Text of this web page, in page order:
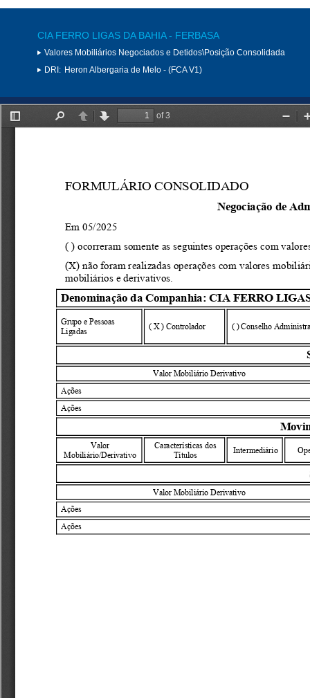
CIA FERRO LIGAS DA BAHIA - FERBASA
Valores Mobiliários Negociados e Detidos\Posição Consolidada
DRI: Heron Albergaria de Melo - (FCA V1)